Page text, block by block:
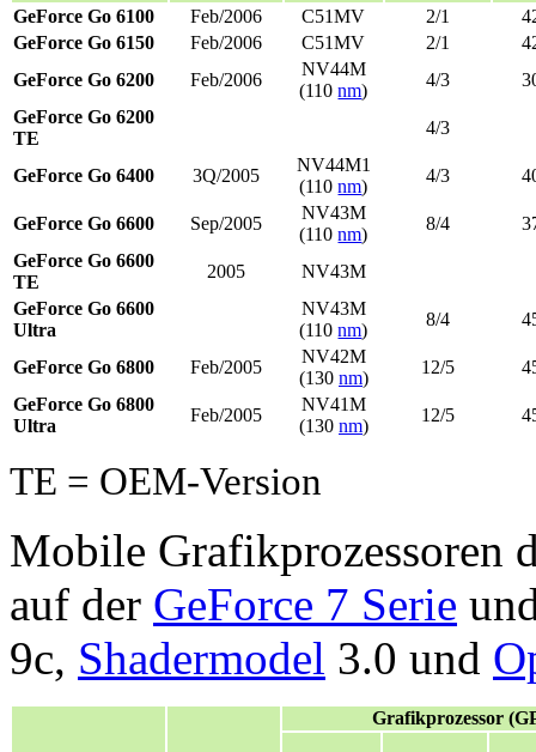
GeForce Go 6100 Feb/2006 C51MV 2/1
GeForce Go 6150
Feb/2006 C51MV 2/1
GeForce Go 6200
Feb/2006
NV44M
(110nm)
4/3
GeForce Go 6200
TE
4/3
GeForce Go 6400 3Q/2005
NV44M1
(110nm)
4/3
GeForce Go 6600 Sep/2005
NV43M
(110nm)
8/4
GeForce Go 6600
TE
2005
NV43M
GeForce Go 6600
Ultra
NV43M
(110nm)
8/4
GeForce Go 6800 Feb/2005
NV42M
(130 nm)
12/5
GeForce Go 6800
Ultra
Feb/2005
NV41M
(130 nm)
12/5
TE = OEM-Version
Mobile Grafikprozessoren
auf der GeForce 7 Serie
9c, Shadermodel 3.0 und
Grafikprozessor